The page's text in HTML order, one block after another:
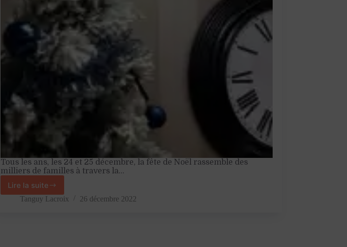
Tous les ans, les 24 et 25 décembre, la fête de Noël rassemble des
milliers de familles à travers la…
Lire la suite
Comment
les
Tanguy Lacroix 26 décembre 2022